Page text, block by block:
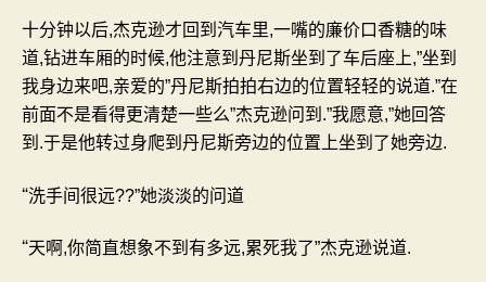
十分钟以后,杰克逊才回到汽车里,一嘴的廉价口香糖的味
道,钻进车厢的时候,他注意到丹尼斯坐到了车后座上,”坐到
我身边来吧,亲爱的”丹尼斯拍拍右边的位置轻轻的说道.”在
前面不是看得更清楚一些么”杰克逊问到 .”我愿意,”她回答
到 .于是他转过身爬到丹尼斯旁边的位置上坐到了她旁边.
“洗手间很远??”她淡淡的问道
“天啊 ,你简直想象不到有多远,累死我了”杰克逊说道.